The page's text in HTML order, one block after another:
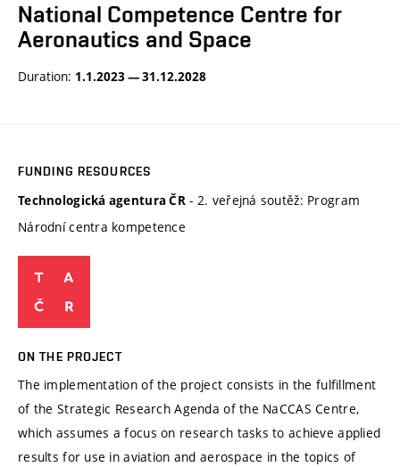
National Competence Centre for
Aeronautics and Space
Duration: 1.1.2023 — 31.12.2028
FUNDING RESOURCES
Technologická agentura ČR - 2. veřejná soutěž: Program
Národní centra kompetence
ON THE PROJECT
The implementation of the project consists in the fulfillment
of the Strategic Research Agenda of the NaCCAS Centre,
which assumes a focus on research tasks to achieve applied
results for use in aviation and aerospace in the topics of